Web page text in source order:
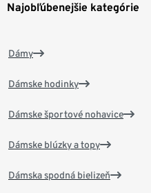
Najobľúbenejšie kategórie
Dámy
Dámske hodinky
Dámske športové nohavice
Dámske blúzky a topy
Dámska spodná bielizeň